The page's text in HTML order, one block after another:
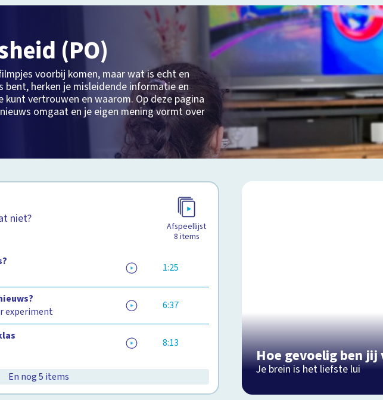
(PO)
voorbij komen, maar wat is echt en
bent, herken je misleidende informatie en
kunt vertrouwen en waarom. Op deze pagina
omgaat en je eigen mening vormt over
niet?
Afspeellijst
8 items
1:25
experiment
6:37
8:13
En nog 5 items
Hoe gevoelig ben jij
Je brein is het liefste lui